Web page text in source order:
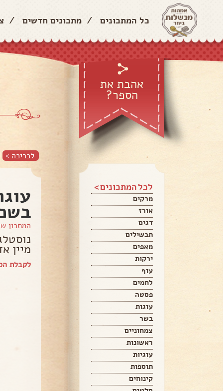
כל המתכונים / מתכונים חדשים /
אהבת את
הספר?
לכל המתכונים >
מרקים
אורז
דגים
תבשילים
מאפים
ירקות
עוף
לחמים
פסטה
עוגות
בשר
צמחוניים
ראשונות
עוגיות
תוספות
קינוחים
לכריכה >
המתכון
מיין
לקבלת